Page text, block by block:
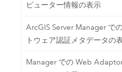
ピューター情報の表示
ArcGIS Server Manager で
トウェア認証メタデータの
Manager での Web